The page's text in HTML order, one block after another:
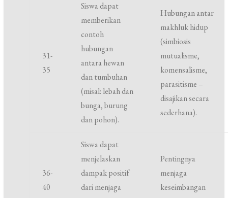
31-
35
Siswa dapat
memberikan
contoh
hubungan
antara hewan
dan tumbuhan
(misal: lebah dan
bunga, burung
dan pohon).
Hubungan antar
makhluk hidup
(simbiosis
mutualisme,
komensalisme,
parasitisme –
disajikan secara
sederhana).
36-
40
Siswa dapat
menjelaskan
dampak positif
dari menjaga
Pentingnya
menjaga
keseimbangan